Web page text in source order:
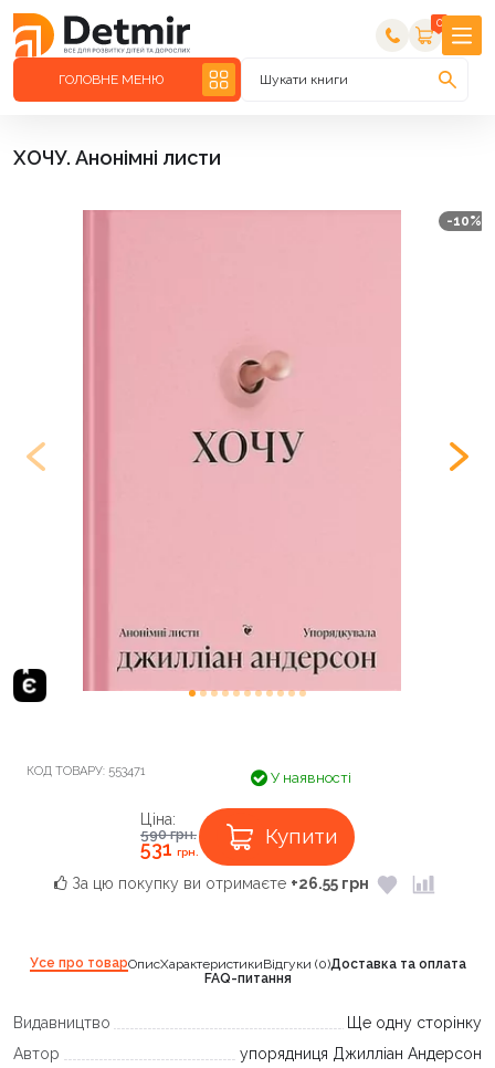
0
ГОЛОВНЕ МЕНЮ Шукати книги
ХОЧУ. Анонімні листи
-10%
КОД ТОВАРУ: 553471 У наявності
Ціна:
590грн.
531грн.
Купити
За цю покупку ви отримаєте +26.55 грн
Усе про товарОписХарактеристикиВідгуки (0)Доставка та оплата
FAQ-питання
Видавництво
Ще одну сторінку
Автор
упорядниця Джилліан Андерсон